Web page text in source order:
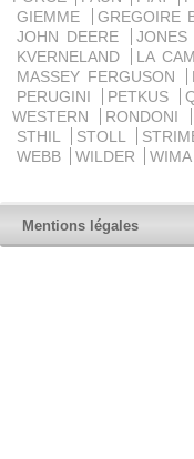
GIEMME
GREGOIRE
JOHN DEERE
JONES
KVERNELAND
LA
MASSEY FERGUSON
PERUGINI
PETKUS
WESTERN
RONDONI
STHIL
STOLL
WEBB
WILDER WIMA
Mentions légales